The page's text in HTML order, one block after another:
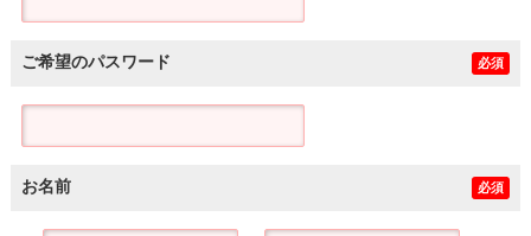
ご希望のパスワード 必須
お名前 必須